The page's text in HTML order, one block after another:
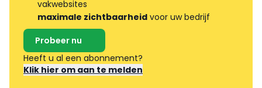
vakwebsites
maximale zichtbaarheid voor uw bedrijf
Probeer nu
Heeft u al een abonnement?
Klik hier om aan te melden